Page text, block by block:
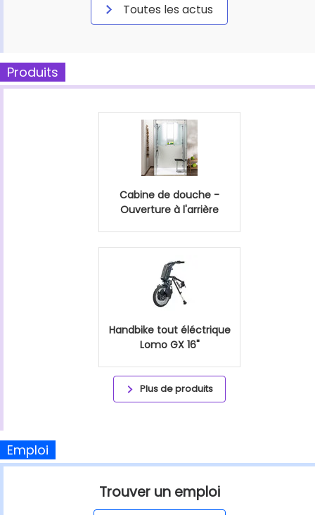
Toutes les actus
Produits
Cabine de douche -
Ouverture à l'arrière
Handbike tout éléctrique
Lomo GX 16"
Plus de produits
Emploi
Trouver un emploi